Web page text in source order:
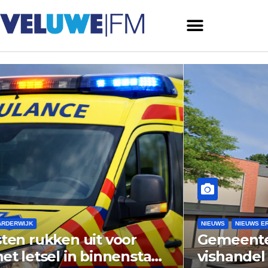
NIEUWS NIEUWS ERMELO
Gemeente Ermelo wijst bezwaar
vishandel af: standplaats op